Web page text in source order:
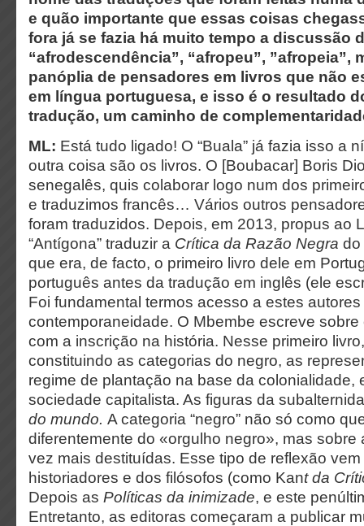
e quão importante que essas coisas
fora já se fazia há muito tempo a discussão
“afrodescendência”, “afropeu”, ”afropeia”,
panóplia de pensadores em livros que não
em língua portuguesa, e isso é o resultado
tradução, um caminho de
ML: Está tudo ligado! O “Buala” já fazia isso a
outra coisa são os livros. O [Boubacar] Boris
senegalês, quis colaborar logo num dos
e traduzimos francês… Vários outros
foram traduzidos. Depois, em 2013, propus ao
“Antígona” traduzir a Crítica da Razão Negra do
que era, de facto, o primeiro livro dele em
português antes da tradução em inglês (ele
Foi fundamental termos acesso a estes autores
contemporaneidade. O Mbembe escreve
com a inscrição na história. Nesse primeiro
constituindo as categorias do negro, as
regime de plantação na base da colonialidade,
sociedade capitalista. As figuras da
do mundo. A categoria “negro” não só como
diferentemente do «orgulho negro», mas sobre
vez mais destituídas. Esse tipo de reflexão
historiadores e dos filósofos (como Kant da
Depois as Políticas da inimizade, e este
Entretanto, as editoras começaram a publicar